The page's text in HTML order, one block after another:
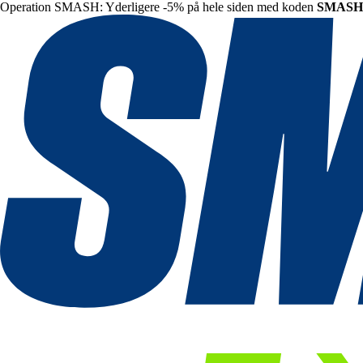
Operation SMASH: Yderligere -5% på hele siden med koden